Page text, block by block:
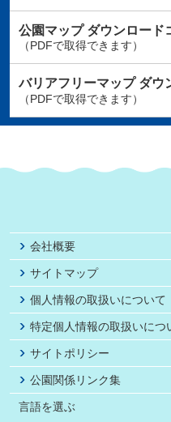
公園マップダウンロード
（PDFで取得できます）
バリアフリーマップダウ
（PDFで取得できます）
会社概要
サイトマップ
個人情報の取扱いについて
特定個人情報の取扱いにつ
サイトポリシー
公園関係リンク集
言語を選ぶ